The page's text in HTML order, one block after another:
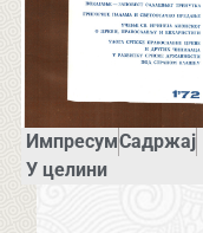
ИмпресумСадржај
У целини